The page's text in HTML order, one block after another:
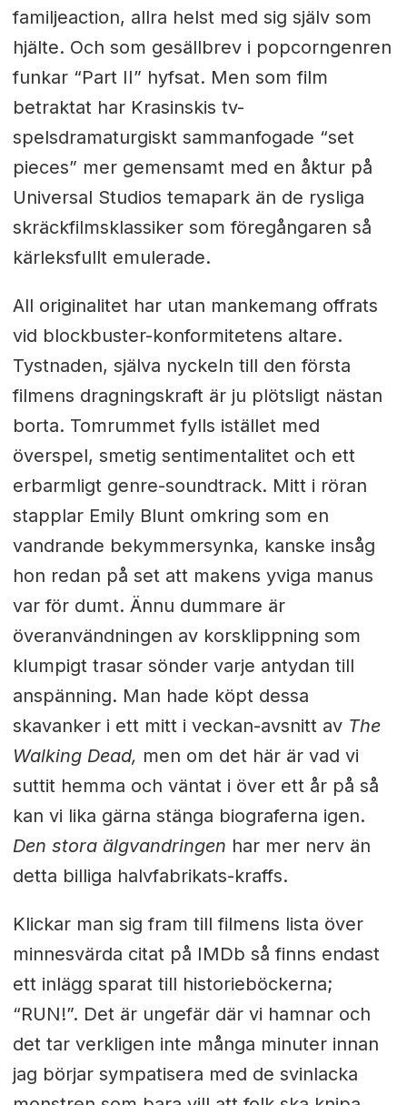
familjeaction, allra helst med sig själv som
hjälte. Och som gesällbrev i popcorngenren
funkar “Part II” hyfsat. Men som film
betraktat har Krasinskis tv-
spelsdramaturgiskt sammanfogade “set
pieces” mer gemensamt med en åktur på
Universal Studios temapark än de rysliga
skräckfilmsklassiker som föregångaren så
kärleksfullt emulerade.
All originalitet har utan mankemang offrats
vid blockbuster-konformitetens altare.
Tystnaden, själva nyckeln till den första
filmens dragningskraft är ju plötsligt nästan
borta. Tomrummet fylls istället med
överspel, smetig sentimentalitet och ett
erbarmligt genre-soundtrack. Mitt i röran
stapplar Emily Blunt omkring som en
vandrande bekymmersynka, kanske insåg
hon redan på set att makens yviga manus
var för dumt. Ännu dummare är
överanvändningen av korsklippning som
klumpigt trasar sönder varje antydan till
anspänning. Man hade köpt dessa
skavanker i ett mitt i veckan-avsnitt av The
Walking Dead, men om det här är vad vi
suttit hemma och väntat i över ett år på så
kan vi lika gärna stänga biograferna igen.
Den stora älgvandringen har mer nerv än
detta billiga halvfabrikats-kraffs.
Klickar man sig fram till filmens lista över
minnesvärda citat på IMDb så finns endast
ett inlägg sparat till historieböckerna;
“RUN!”. Det är ungefär där vi hamnar och
det tar verkligen inte många minuter innan
jag börjar sympatisera med de svinlacka